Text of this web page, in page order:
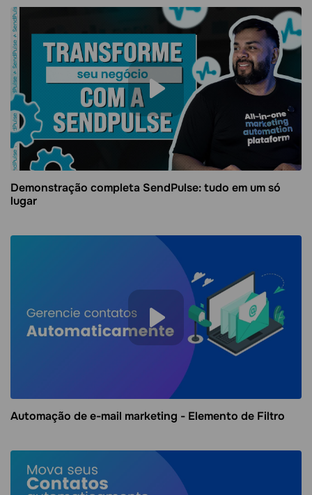
Demonstração completa SendPulse: tudo em um só
lugar
Automação de e-mail marketing - Elemento de Filtro